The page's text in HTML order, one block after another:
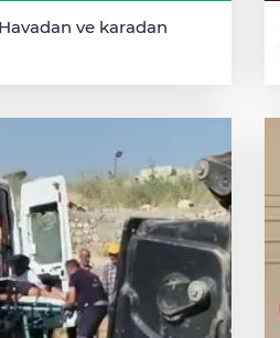
ve karadan